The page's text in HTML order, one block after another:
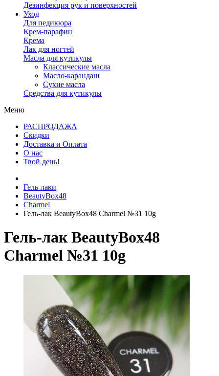
Дезинфекция рук и поверхностей
Уход
Для педикюра
Крем-парафин
Крема
Лак для ногтей
Масла для кутикулы
Классические масла
Масло-карандаш
Сухие масла
Средства для кутикулы
Меню
РАСПРОДАЖА
Скидки
Доставка и Оплата
О нас
Твой день!
Гель-лаки
BeautyBox48
Charmel
Гель-лак BeautyBox48 Charmel №31 10g
Гель-лак BeautyBox48
Charmel №31 10g